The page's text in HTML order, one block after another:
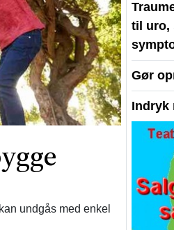
undgås med enkel
til uro,
Gør
Indryk